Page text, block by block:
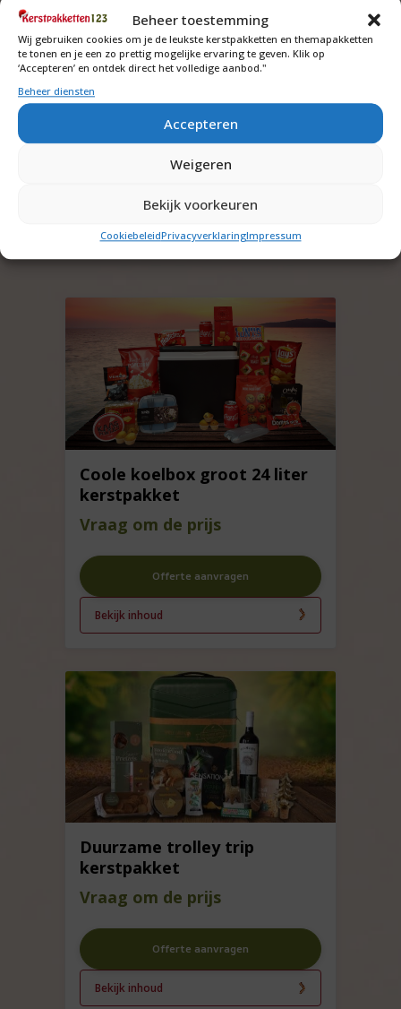
Beheer toestemming
Wij gebruiken cookies om je de leukste kerstpakketten en themapakketten
te tonen en je een zo prettig mogelijke ervaring te geven. Klik op
‘Accepteren’ en ontdek direct het volledige aanbod."
Beheer diensten
Accepteren
Weigeren
Bekijk voorkeuren
CookiebeleidPrivacyverklaringImpressum
met ons op voor prijzen en drukmogelijkheden.
Wat ook een leuke optie voor bij deze koelbox
kerstpak is een waterfles met of zonder logo
hierbij ons ander bedrijf Silvia Bruin reclame-
Let op! Dit artikel kan uitverkocht raken.
De prijzen zijn excl. b.t.w. en verzendkosten.
Coole koelbox groot 24 liter
kerstpakket
Vraag om de prijs
Offerte aanvragen
Bekijk inhoud
Duurzame trolley trip
kerstpakket
Vraag om de prijs
Offerte aanvragen
Bekijk inhoud